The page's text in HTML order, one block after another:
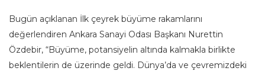
Bugün açıklanan İlk çeyrek büyüme rakamlarını
değerlendiren Ankara Sanayi Odası Başkanı Nurettin
Özdebir, “Büyüme, potansiyelin altında kalmakla birlikte
beklentilerin de üzerinde geldi. Dünya’da ve çevremizdeki